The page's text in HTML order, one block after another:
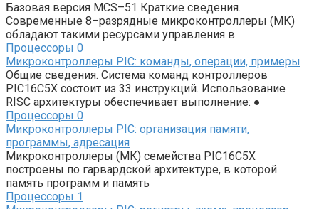
Базовая версия MCS–51 Краткие сведения.
Современные 8–разрядные микроконтроллеры (МК)
обла­дают такими ресурсами управления в
Процессоры 0
Микроконтроллеры PIC: команды, операции, примеры
Общие сведения. Система команд контроллеров
PIC16C5X состоит из 33 ин­струкций. Использование
RISC архитектуры обеспечивает выполнение: ●
Процессоры 0
Микроконтроллеры PIC: организация памяти,
программы, адресация
Микроконтроллеры (МК) семейства PIC16C5X
построены по гарвардской архи­тектуре, в которой
память программ и память
Процессоры 1